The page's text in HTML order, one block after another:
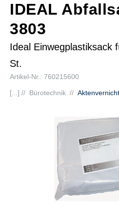
IDEAL
3803
Ideal Einwegplastiksack
St.
Artikel-Nr.: 760215600
[...] // Bürotechnik //